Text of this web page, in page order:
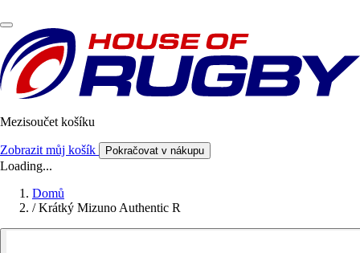
Mezisoučet košíku
Zobrazit můj košík Pokračovat v nákupu
Loading...
Domů
/ Krátký Mizuno Authentic R